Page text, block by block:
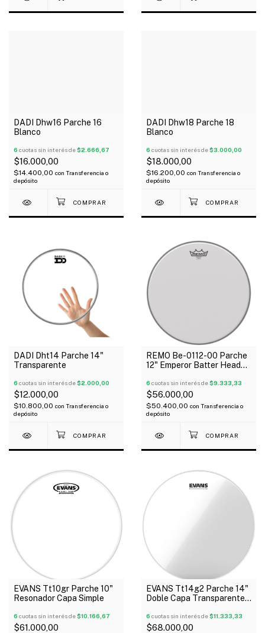
DADI Dhw16 Parche 16
Blanco
6 cuotas sin interés de$2.666,67
$16.000,00
$14.400,00 con Transferencia o
depósito
DADI Dhw18 Parche 18
Blanco
6 cuotas sin interés de$3.000,00
$18.000,00
$16.200,00 con Transferencia o
depósito
DADI Dht14 Parche 14"
Transparente
6 cuotas sin interés de$2.000,00
$12.000,00
$10.800,00 con Transferencia o
depósito
REMO Be-0112-00 Parche
12" Emperor Batter Head
6 cuotas sin interés de$9.333,33
$56.000,00
$50.400,00 con Transferencia o
depósito
EVANS Tt10gr Parche 10"
Resonador Capa Simple
6 cuotas sin interés de$10.166,67
$61.000,00
EVANS Tt14g2 Parche 14"
Doble Capa Transparente
6 cuotas sin interés de$11.333,33
$68.000,00